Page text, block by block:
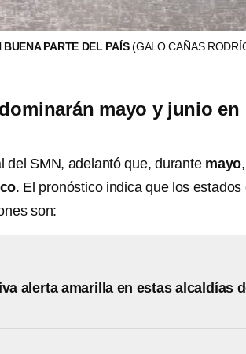
PARTE DEL PAÍS(GALO CAÑAS
mayo y junio en
del SMN, adelantó que, durante mayo,
. El pronóstico indica que los estados
son:
alerta amarilla en estas alcaldías